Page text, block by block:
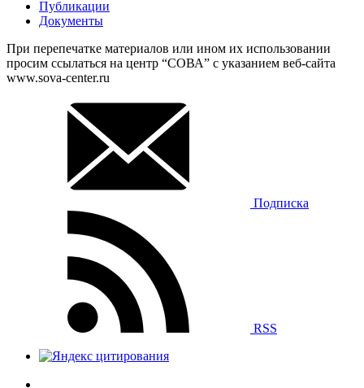
Публикации
Документы
При перепечатке материалов или ином их использовании
просим ссылаться на центр “СОВА” с указанием веб-сайта
www.sova-center.ru
Подписка
RSS